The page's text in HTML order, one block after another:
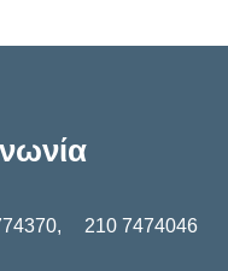
, 210 7474046